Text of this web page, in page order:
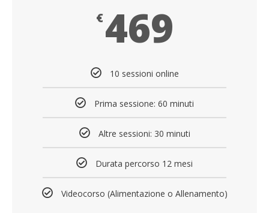
€469
10 sessioni online
Prima sessione: 60 minuti
Altre sessioni: 30 minuti
Durata percorso 12 mesi
Videocorso (Alimentazione o Allenamento)